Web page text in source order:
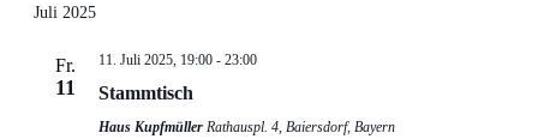
date.
Juli 2025
Fr.
11
11. Juli 2025, 19:00- 23:00
Stammtisch
Haus Kupfmüller Rathauspl. 4, Baiersdorf, Bayern